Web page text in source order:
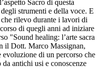
Sacro di questa
strumenti e della voce. E
rilevo durante i lavori di
di quegli anni ad iniziare
"Sound healing: l’arte sacra
il Dott. Marco Massignan,
evoluzione di un percorso che
antichi usi e conoscenze